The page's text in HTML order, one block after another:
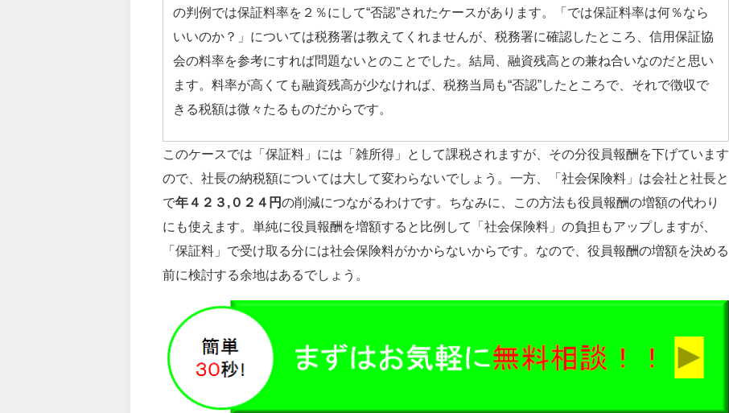
の判例では保証料率を２％にして“否認”されたケースがあります。「では保証料率は何％なら
いいのか？」については税務署は教えてくれませんが、税務署に確認したところ、信用保証協
会の料率を参考にすれば問題ないとのことでした。結局、融資残高との兼ね合いなのだと思い
ます。料率が高くても融資残高が少なければ、税務当局も“否認”したところで、それで徴収で
きる税額は微々たるものだからです。
このケースでは「保証料」には「雑所得」として課税されますが、その分役員報酬を下げています
ので、社長の納税額については大して変わらないでしょう。一方、「社会保険料」は会社と社長と
で年４２３,０２４円の削減につながるわけです。ちなみに、この方法も役員報酬の増額の代わり
にも使えます。単純に役員報酬を増額すると比例して「社会保険料」の負担もアップしますが、
「保証料」で受け取る分には社会保険料がかからないからです。なので、役員報酬の増額を決める
前に検討する余地はあるでしょう。